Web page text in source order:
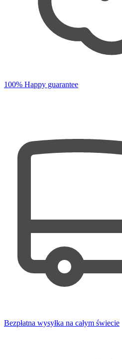
100% Happy guarantee
Bezpłatna wysyłka na całym świecie